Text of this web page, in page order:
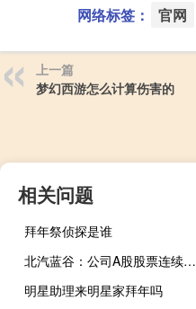
网络标签： 官网
上一篇
梦幻西游怎么计算伤害的
相关问题
拜年祭侦探是谁
北汽蓝谷：公司A股股票连续三个交易日内日收盘价格涨幅偏离值累计超过20%；经公司自查截至目前公司日常经营情况未发生重大变化
明星助理来明星家拜年吗